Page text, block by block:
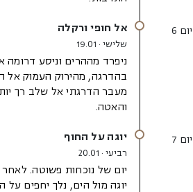
יום 6 אל חופי ורקלה
שלישי · 19.01
ניפרד מההרים וניסע דרומה
בהדרגה, מהירוק העמוק אל
מעבר הדרגתי אל שלב רך
והאטה.
יום 7 יוגה על החוף
רביעי · 20.01
יום של נוכחות פשוטה.
יוגה מול הים, נלך יחפים